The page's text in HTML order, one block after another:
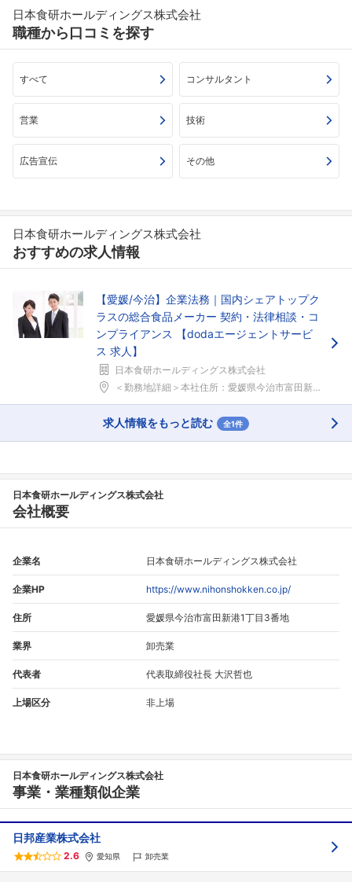
日本食研ホールディングス株式会社
職種から口コミを探す
すべて コンサルタント
営業 技術
広告宣伝 その他
日本食研ホールディングス株式会社
おすすめの求人情報
【愛媛/今治】企業法務｜国内シェアトップク
ラスの総合食品メーカー 契約・法律相談・コ
ンプライアンス 【dodaエージェントサービ
ス 求人】
日本食研ホールディングス株式会社
＜勤務地詳細＞本社住所：愛媛県今治市富田新港1-3...
求人情報をもっと読む 全1件
日本食研ホールディングス株式会社
会社概要
企業名 日本食研ホールディングス株式会社
企業HP https://www.nihonshokken.co.jp/
住所 愛媛県今治市富田新港1丁目3番地
業界 卸売業
代表者 代表取締役社長 大沢哲也
上場区分 非上場
日本食研ホールディングス株式会社
事業・業種類似企業
日邦産業株式会社
2.6 愛知県 卸売業